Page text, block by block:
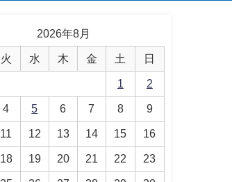
2026年8月
火 水 木 金 土 日
1 2
4 5 6 7 8 9
11 12 13 14 15 16
18 19 20 21 22 23